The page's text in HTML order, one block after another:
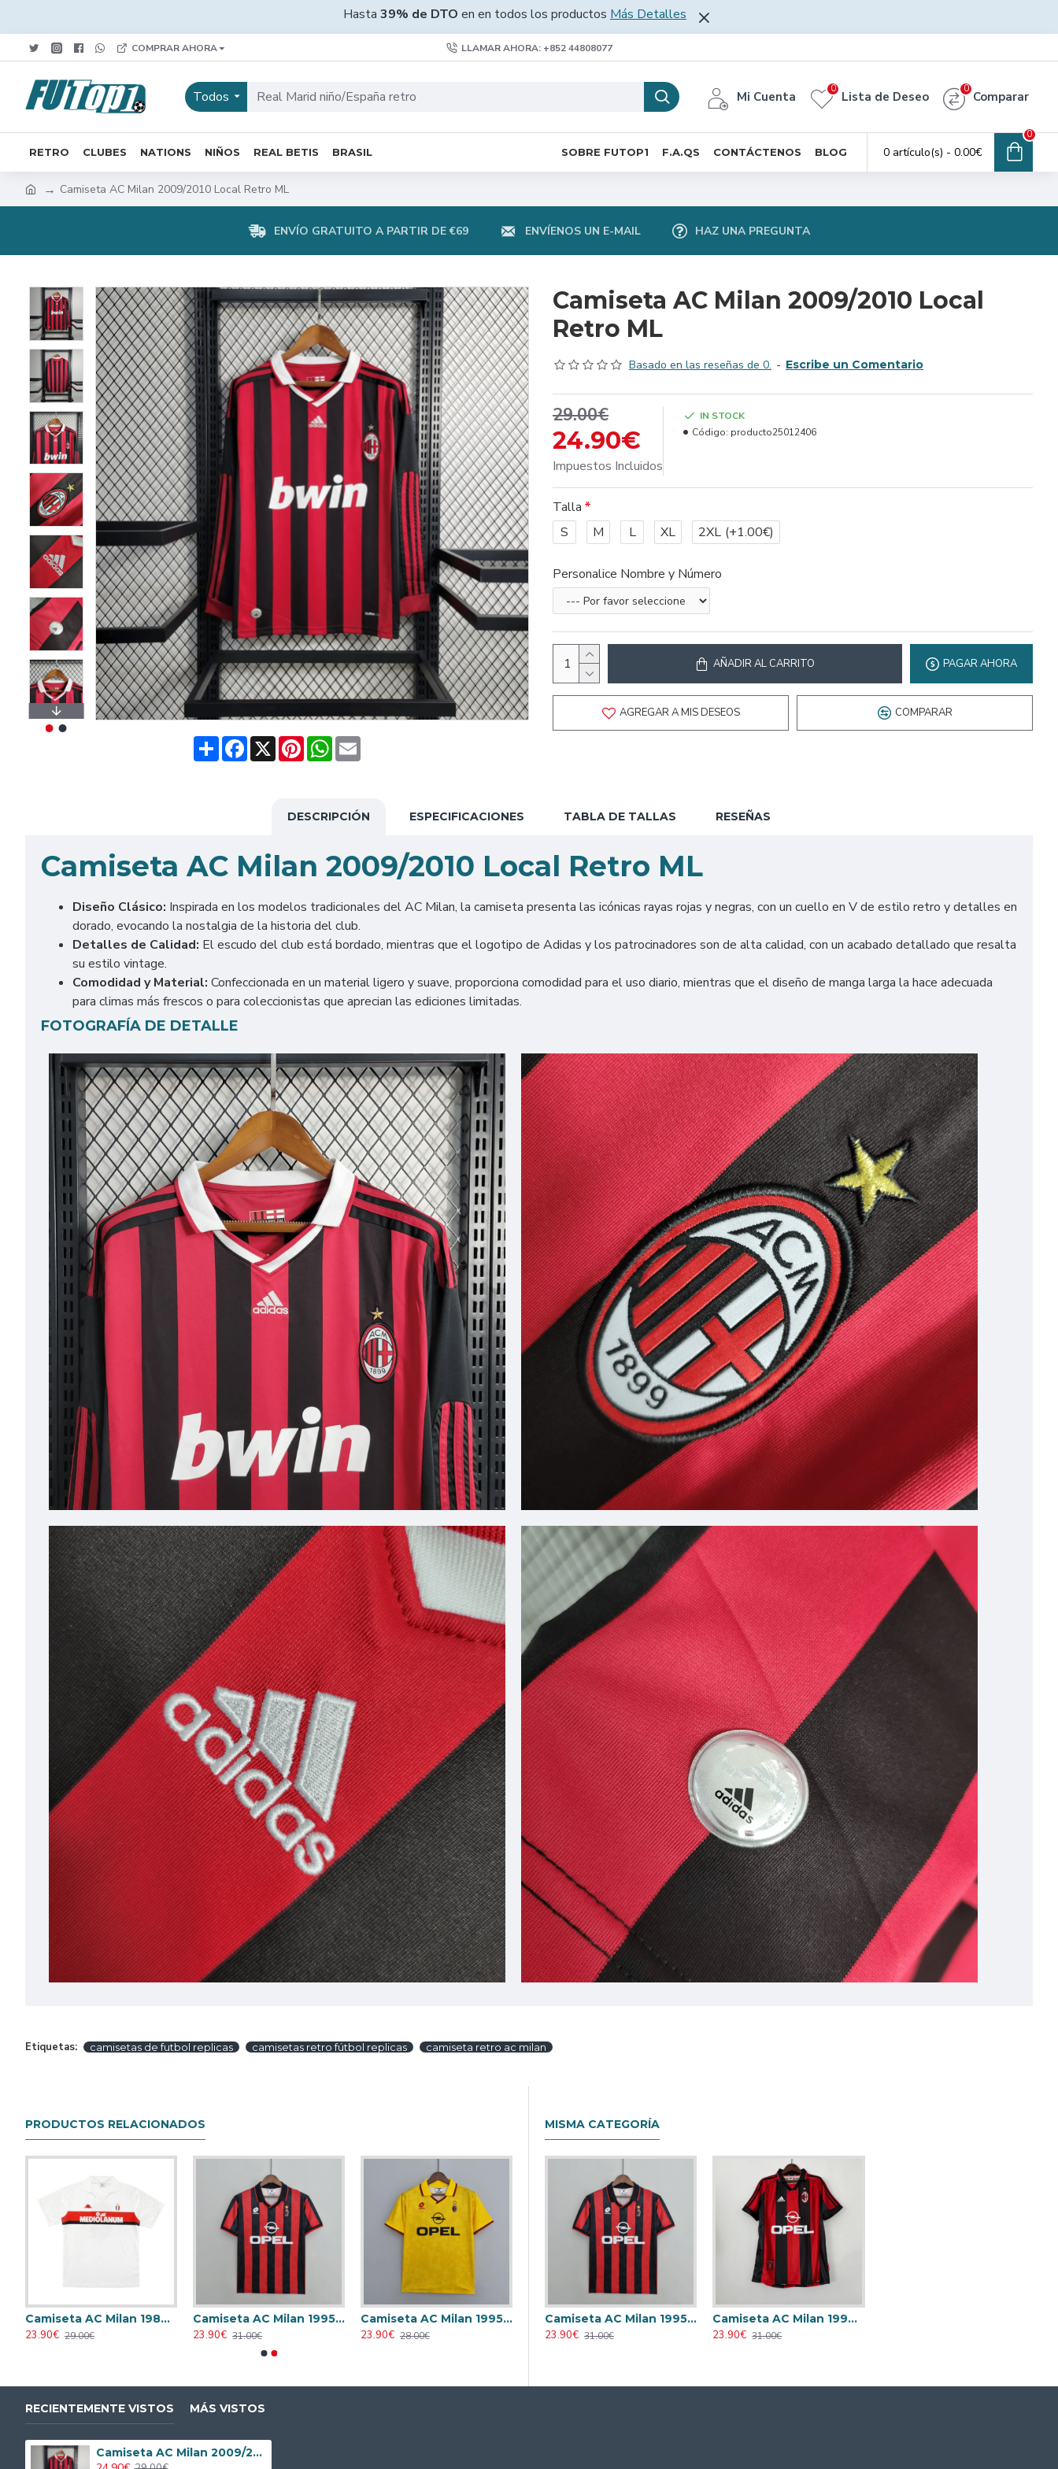
Hasta 39% de DTO en en todos los productos Más Detalles
COMPRAR AHORA LLAMAR AHORA: +852 44808077
Todos Mi Cuenta Lista de Deseo
0
Comparar
0
RETRO CLUBES NATIONS NIÑOS REAL BETIS BRASIL SOBRE FUTOP1 F.A.QS CONTÁCTENOS BLOG 0 artículo(s) - 0.00€
0
Camiseta AC Milan 2009/2010 Local Retro ML
ENVÍO GRATUITO A PARTIR DE €69 ENVÍENOS UN E-MAIL HAZ UNA PREGUNTA
ShareFacebook
X PinterestWhatsApp
Email
Camiseta AC Milan 2009/2010 Local
Retro ML
Basado en las reseñas de 0. - Escribe un Comentario
24.90€
29.00€
Impuestos Incluidos
IN STOCK
Código: producto25012406
Talla
S
M L XL 2XL (+1.00€)
Personalice Nombre y Número
AÑADIR AL CARRITO PAGAR AHORA
AGREGAR A MIS DESEOS COMPARAR
DESCRIPCIÓN ESPECIFICACIONES TABLA DE TALLAS RESEÑAS
Camiseta AC Milan 2009/2010 Local Retro ML
Diseño Clásico: Inspirada en los modelos tradicionales del AC Milan, la camiseta presenta las icónicas rayas rojas y negras, con un cuello en V de estilo retro y detalles en
dorado, evocando la nostalgia de la historia del club.
Detalles de Calidad: El escudo del club está bordado, mientras que el logotipo de Adidas y los patrocinadores son de alta calidad, con un acabado detallado que resalta
su estilo vintage.
Comodidad y Material: Confeccionada en un material ligero y suave, proporciona comodidad para el uso diario, mientras que el diseño de manga larga la hace adecuada
para climas más frescos o para coleccionistas que aprecian las ediciones limitadas.
FOTOGRAFÍA DE DETALLE
Etiquetas: camisetas de futbol replicas camisetas retro fútbol replicas camiseta retro ac milan
PRODUCTOS RELACIONADOS
Camiseta AC Milan 1988/1989 Visitante Retro
23.90€ 29.00€
Camiseta AC Milan 1995/1996 Local Retro
23.90€ 31.00€
Camiseta AC Milan 1995/1996 Alternativo Retro
23.90€ 28.00€
MISMA CATEGORÍA
Camiseta AC Milan 1995/1996 Local Retro
23.90€ 31.00€
Camiseta AC Milan 1998/1999 Local Retro
23.90€ 31.00€
RECIENTEMENTE VISTOS MÁS VISTOS
Camiseta AC Milan 2009/2010 Local Retro ML